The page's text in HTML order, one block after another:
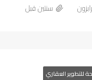
‏سنتين قبل
للتطوير العقاري